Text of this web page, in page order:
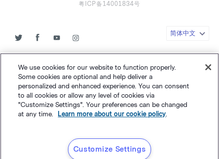
粤ICP备14001834号
简体中文
We use cookies for our website to function properly.
Some cookies are optional and help deliver a
personalized and enhanced experience. You can consent
to all cookies or allow any level of cookies via
"Customize Settings". Your preferences can be changed
at any time.
Learn more about our cookie policy.
Customize Settings